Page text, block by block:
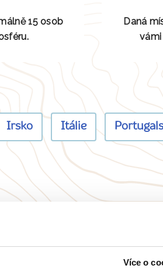
Více o
15 osob
Daná
Irsko Itálie